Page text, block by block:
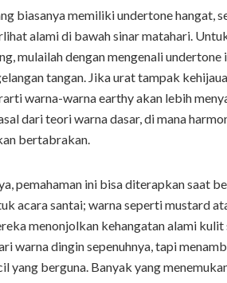
biasanya memiliki undertone hangat,
alami di bawah sinar matahari.
mulailah dengan mengenali
tangan. Jika urat tampak
warna-warna earthy akan lebih
dari teori warna dasar, di mana
bertabrakan.
pemahaman ini bisa diterapkan saat
acara santai; warna seperti mustard
menonjolkan kehangatan alami
warna dingin sepenuhnya, tapi
yang berguna. Banyak yang